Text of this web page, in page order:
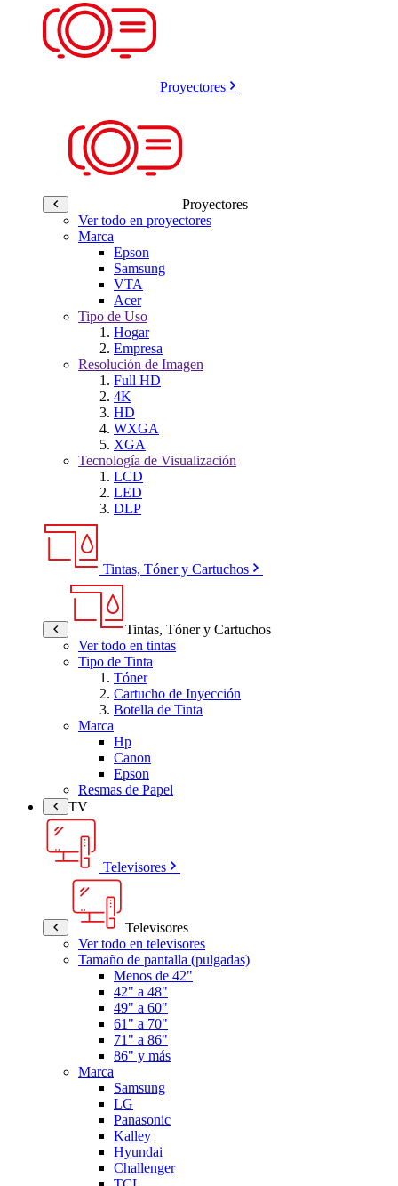
Proyectores
Proyectores
Ver todo en proyectores
Marca
Epson
Samsung
VTA
Acer
Tipo de Uso
Hogar
Empresa
Resolución de Imagen
Full HD
4K
HD
WXGA
XGA
Tecnología de Visualización
LCD
LED
DLP
Tintas, Tóner y Cartuchos
Tintas, Tóner y Cartuchos
Ver todo en tintas
Tipo de Tinta
Tóner
Cartucho de Inyección
Botella de Tinta
Marca
Hp
Canon
Epson
Resmas de Papel
TV
Televisores
Televisores
Ver todo en televisores
Tamaño de pantalla (pulgadas)
Menos de 42"
42" a 48"
49" a 60"
61" a 70"
71" a 86"
86" y más
Marca
Samsung
LG
Panasonic
Kalley
Hyundai
Challenger